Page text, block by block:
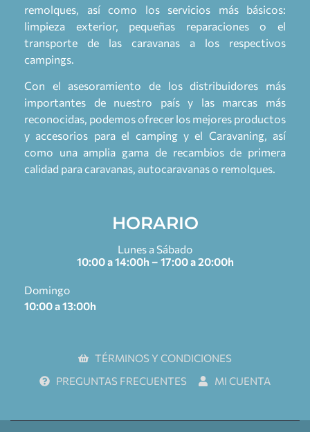
remolques, así como los servicios más básicos:
limpieza exterior, pequeñas reparaciones o el
transporte de las caravanas a los respectivos
campings.
Con el asesoramiento de los distribuidores más
importantes de nuestro país y las marcas más
reconocidas, podemos ofrecer los mejores productos
y accesorios para el camping y el Caravaning, así
como una amplia gama de recambios de primera
calidad para caravanas, autocaravanas o remolques.
HORARIO
Lunes a Sábado
10:00 a 14:00h – 17:00 a 20:00h
Domingo
10:00 a 13:00h
TÉRMINOS Y CONDICIONES
PREGUNTAS FRECUENTES
MI CUENTA